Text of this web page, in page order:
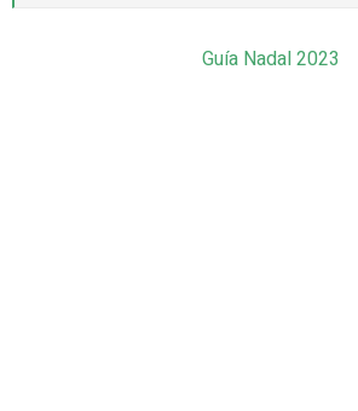
Guía Nadal 2023